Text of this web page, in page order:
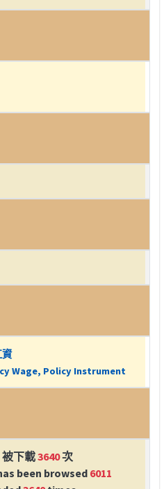
資
Wage, Policy Instrument
下載3640次
been browsed 6011